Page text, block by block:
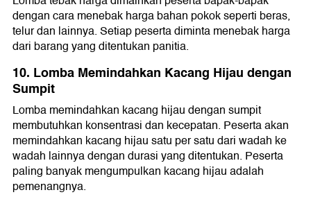
dengan cara menebak harga bahan pokok seperti beras,
telur dan lainnya. Setiap peserta diminta menebak harga
dari barang yang ditentukan panitia.
10. Lomba Memindahkan Kacang Hijau dengan
Sumpit
Lomba memindahkan kacang hijau dengan sumpit
membutuhkan konsentrasi dan kecepatan. Peserta akan
memindahkan kacang hijau satu per satu dari wadah ke
wadah lainnya dengan durasi yang ditentukan. Peserta
paling banyak mengumpulkan kacang hijau adalah
pemenangnya.